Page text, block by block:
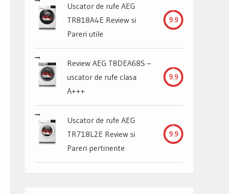
Uscator de rufe AEG
TR818A4E Review si
Pareri utile
9.9
Review AEG T8DEA68S –
uscator de rufe clasa
A+++
9.9
Uscator de rufe AEG
TR718L2E Review si
Pareri pertinente
9.9